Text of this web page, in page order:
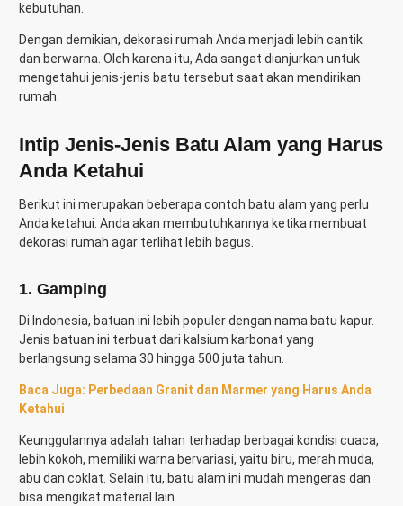
kebutuhan.
Dengan demikian, dekorasi rumah Anda menjadi lebih cantik
dan berwarna. Oleh karena itu, Ada sangat dianjurkan untuk
mengetahui jenis-jenis batu tersebut saat akan mendirikan
rumah.
Intip Jenis-Jenis Batu Alam yang Harus
Anda Ketahui
Berikut ini merupakan beberapa contoh batu alam yang perlu
Anda ketahui. Anda akan membutuhkannya ketika membuat
dekorasi rumah agar terlihat lebih bagus.
1. Gamping
Di Indonesia, batuan ini lebih populer dengan nama batu kapur.
Jenis batuan ini terbuat dari kalsium karbonat yang
berlangsung selama 30 hingga 500 juta tahun.
Baca Juga: Perbedaan Granit dan Marmer yang Harus Anda
Ketahui
Keunggulannya adalah tahan terhadap berbagai kondisi cuaca,
lebih kokoh, memiliki warna bervariasi, yaitu biru, merah muda,
abu dan coklat. Selain itu, batu alam ini mudah mengeras dan
bisa mengikat material lain.